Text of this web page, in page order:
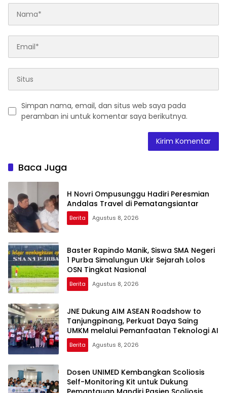
Simpan nama, email, dan situs web saya pada
peramban ini untuk komentar saya berikutnya.
Baca Juga
H Novri Ompusunggu Hadiri Peresmian
Andalas Travel di Pematangsiantar
Berita Agustus 8, 2026
Baster Rapindo Manik, Siswa SMA Negeri
1 Purba Simalungun Ukir Sejarah Lolos
OSN Tingkat Nasional
Berita Agustus 8, 2026
JNE Dukung AIM ASEAN Roadshow to
Tanjungpinang, Perkuat Daya Saing
UMKM melalui Pemanfaatan Teknologi AI
Berita Agustus 8, 2026
Dosen UNIMED Kembangkan Scoliosis
Self-Monitoring Kit untuk Dukung